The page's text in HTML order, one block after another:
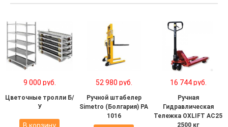
9 000 руб.
Цветочные тролли Б/
У
52 980 руб.
Ручной штабелер
Simetro (Болгария) PA
1016
16 744 руб.
Ручная
Гидравлическая
Тележка OXLIFT AC25
2500 кг